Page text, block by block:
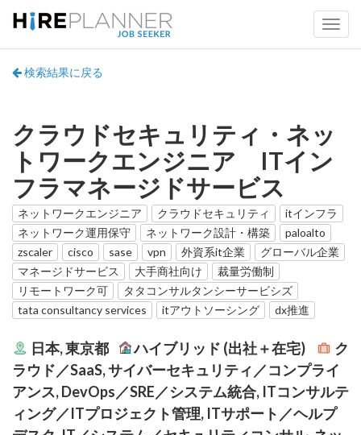
検索結果に戻る
クラウドセキュリティ・ネッ
トワークエンジニア ITイン
フラマネージドサービス
ネットワークエンジニア クラウドセキュリティ
itインフラ
ネットワーク運用保守
ネットワーク設計・構築
paloalto
zscaler
cisco sase vpn 外資系it企業
グローバル企業
マネージドサービス
大手商社向け
裁量労働制
リモートワーク可
タタコンサルタンシーサービシズ
tata consultancy services
itアウトソーシング dx推進
日本, 東京都 ハイブリッド (出社＋在宅)
ク
ラウド／SaaS, サイバーセキュリティ／コンプライ
アンス, DevOps／SRE／システム統合, ITコンサルテ
ィング／ITプロジェクト管理, ITサポート／ヘルプ